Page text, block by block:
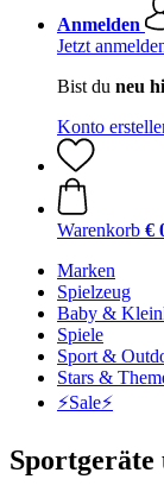
Anmelden
Jetzt
Bist du neu
Konto
Warenkorb €
Marken
Spielzeug
Baby &
Spiele
Sport &
Stars &
⚡️Sale⚡️